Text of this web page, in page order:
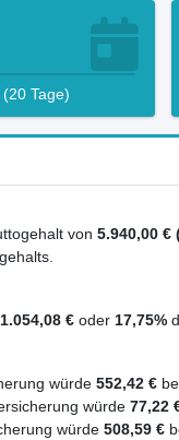
Tage)
von 5.940,00 €
1.054,08 €oder 17,75%
würde 552,42 €
würde 77,22
würde 508,59 €